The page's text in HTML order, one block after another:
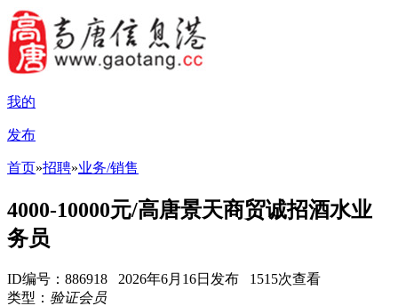
我的
发布
首页»招聘»业务/销售
4000-10000元/高唐景天商贸诚招酒水业
务员
ID编号：886918 2026年6月16日发布 1515次查看
类型： 验证会员